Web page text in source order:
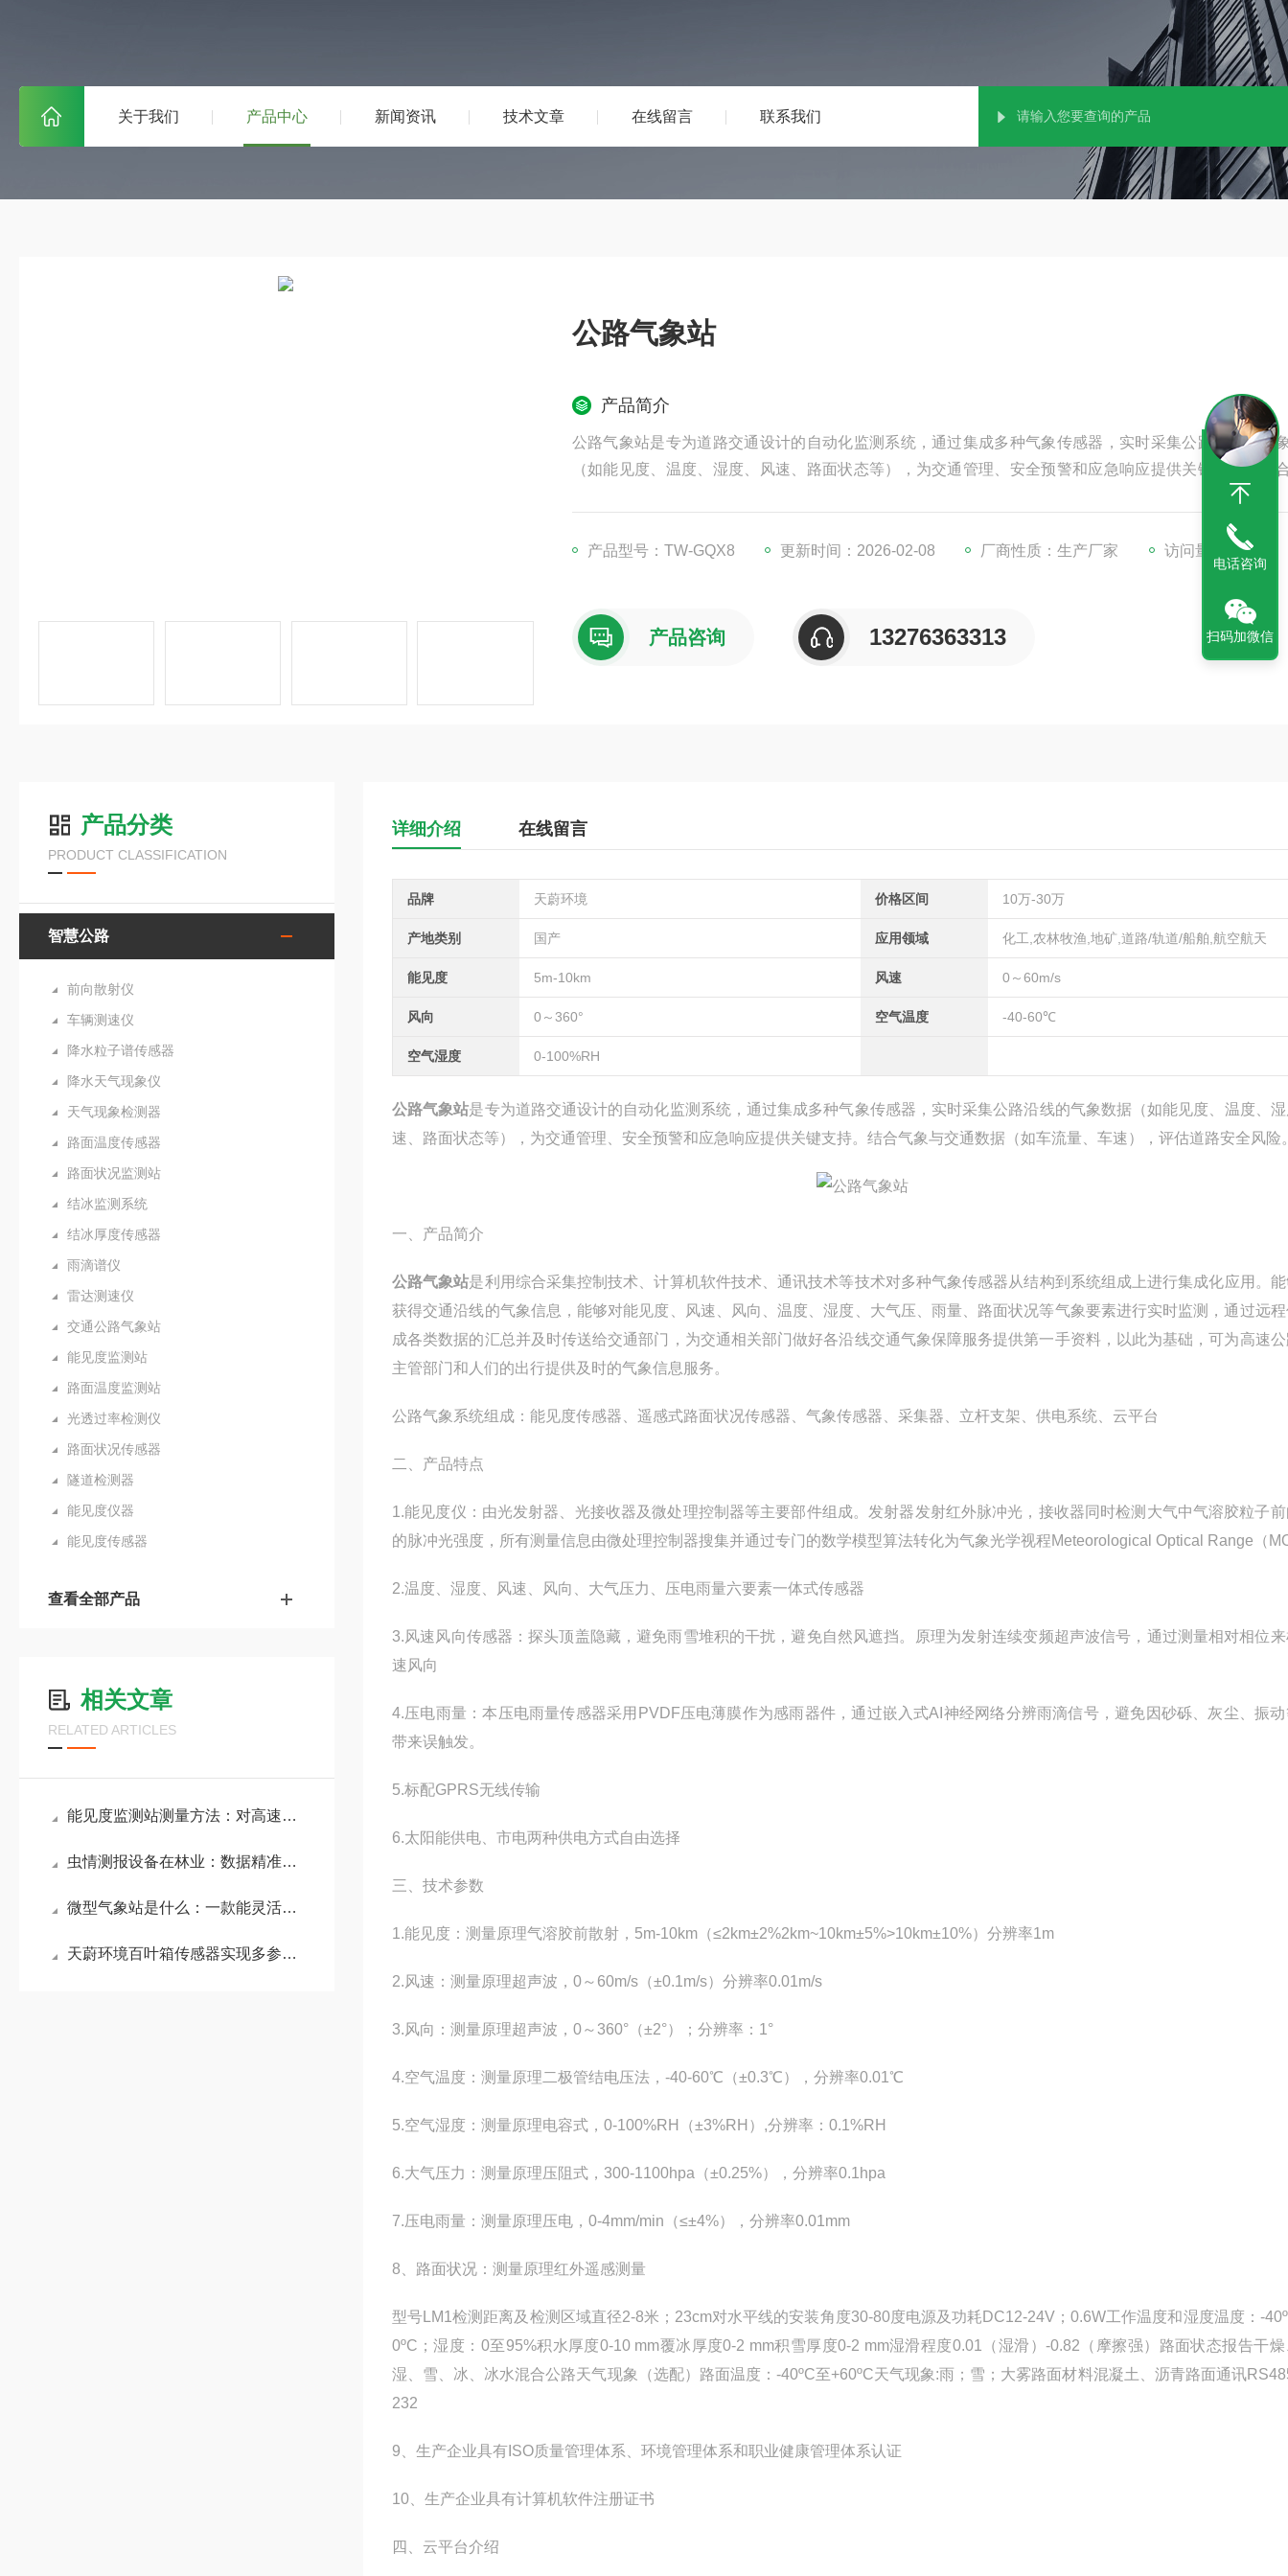
关于我们 产品中心 新闻资讯 技术文章 在线留言 联系我们
公路气象站
产品简介
公路气象站是专为道路交通设计的自动化监测系统，通过集成多种气象传感器，实时采集公路沿线的气
（如能见度、温度、湿度、风速、路面状态等），为交通管理、安全预警和应急响应提供关键支持。结
产品型号：TW-GQX8 更新时间：2026-02-08 厂商性质：生产厂家 访问量：605
产品咨询 13276363313
产品分类
PRODUCT CLASSIFICATION
智慧公路
前向散射仪
车辆测速仪
降水粒子谱传感器
降水天气现象仪
天气现象检测器
路面温度传感器
路面状况监测站
结冰监测系统
结冰厚度传感器
雨滴谱仪
雷达测速仪
交通公路气象站
能见度监测站
路面温度监测站
光透过率检测仪
路面状况传感器
隧道检测器
能见度仪器
能见度传感器
查看全部产品
相关文章
RELATED ARTICLES
能见度监测站测量方法：对高速公路沿线的能见度与天气现象进行自动监测
虫情测报设备在林业：数据精准可靠，助力提前防控，有效降低林业病虫害损失
微型气象站是什么：一款能灵活部署，实时反馈周边环境信息的气象监测设备
天蔚环境百叶箱传感器实现多参数据实时上传，降低野外监测使用成本
详细介绍 在线留言
品牌 天蔚环境 价格区间 10万-30万
产地类别 国产 应用领域 化工,农林牧渔,地矿,道路/轨道/船舶,航空航天
能见度 5m-10km 风速 0～60m/s
风向 0～360° 空气温度 -40-60℃
空气湿度 0-100%RH
公路气象站是专为道路交通设计的自动化监测系统，通过集成多种气象传感器，实时采集公路沿线的气象数据（如能见度、温度、
速、路面状态等），为交通管理、安全预警和应急响应提供关键支持。结合气象与交通数据（如车流量、车速），评估道路安全风险
一、产品简介
公路气象站是利用综合采集控制技术、计算机软件技术、通讯技术等技术对多种气象传感器从结构到系统组成上进行集成化应用。
获得交通沿线的气象信息，能够对能见度、风速、风向、温度、湿度、大气压、雨量、路面状况等气象要素进行实时监测，通过远
成各类数据的汇总并及时传送给交通部门，为交通相关部门做好各沿线交通气象保障服务提供第一手资料，以此为基础，可为高速
主管部门和人们的出行提供及时的气象信息服务。
公路气象系统组成：能见度传感器、遥感式路面状况传感器、气象传感器、采集器、立杆支架、供电系统、云平台
二、产品特点
1.能见度仪：由光发射器、光接收器及微处理控制器等主要部件组成。发射器发射红外脉冲光，接收器同时检测大气中气溶胶粒子
的脉冲光强度，所有测量信息由微处理控制器搜集并通过专门的数学模型算法转化为气象光学视程Meteorological Optical Range（
2.温度、湿度、风速、风向、大气压力、压电雨量六要素一体式传感器
3.风速风向传感器：探头顶盖隐藏，避免雨雪堆积的干扰，避免自然风遮挡。原理为发射连续变频超声波信号，通过测量相对相位
速风向
4.压电雨量：本压电雨量传感器采用PVDF压电薄膜作为感雨器件，通过嵌入式AI神经网络分辨雨滴信号，避免因砂砾、灰尘、振
带来误触发。
5.标配GPRS无线传输
6.太阳能供电、市电两种供电方式自由选择
三、技术参数
1.能见度：测量原理气溶胶前散射，5m-10km（≤2km±2%2km~10km±5%>10km±10%）分辨率1m
2.风速：测量原理超声波，0～60m/s（±0.1m/s）分辨率0.01m/s
3.风向：测量原理超声波，0～360°（±2°）；分辨率：1°
4.空气温度：测量原理二极管结电压法，-40-60℃（±0.3℃），分辨率0.01℃
5.空气湿度：测量原理电容式，0-100%RH（±3%RH）,分辨率：0.1%RH
6.大气压力：测量原理压阻式，300-1100hpa（±0.25%），分辨率0.1hpa
7.压电雨量：测量原理压电，0-4mm/min（≤±4%），分辨率0.01mm
8、路面状况：测量原理红外遥感测量
型号LM1检测距离及检测区域直径2-8米；23cm对水平线的安装角度30-80度电源及功耗DC12-24V；0.6W工作温度和湿度温度：-
0ºC；湿度：0至95%积水厚度0-10 mm覆冰厚度0-2 mm积雪厚度0-2 mm湿滑程度0.01（湿滑）-0.82（摩擦强）路面状态报告干
湿、雪、冰、冰水混合公路天气现象（选配）路面温度：-40ºC至+60ºC天气现象:雨；雪；大雾路面材料混凝土、沥青路面通讯
232
9、生产企业具有ISO质量管理体系、环境管理体系和职业健康管理体系认证
10、生产企业具有计算机软件注册证书
四、云平台介绍
电话咨询
扫码加微信